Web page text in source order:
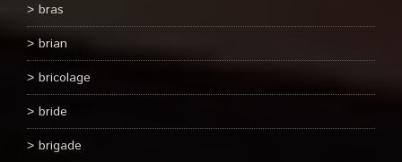
bras
brian
bricolage
bride
brigade